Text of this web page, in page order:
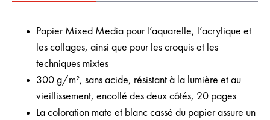
Papier Mixed Media pour l‘aquarelle, l‘acrylique et
les collages, ainsi que pour les croquis et les
techniques mixtes
300 g/m², sans acide, résistant à la lumière et au
vieillissement, encollé des deux côtés, 20 pages
La coloration mate et blanc cassé du papier assure un